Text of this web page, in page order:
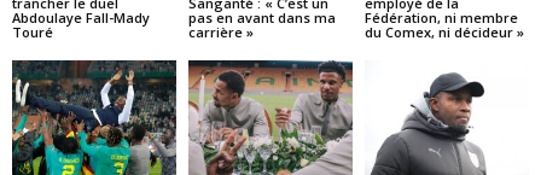
Abdoulaye Fall-Mady
Touré
pas en avant dans ma
carrière »
Fédération, ni membre
du Comex, ni décideur »